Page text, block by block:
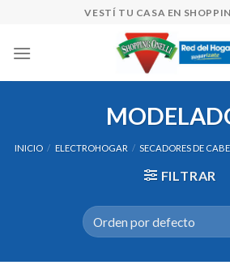
content
VESTÍ TU CASA EN
INICIO / ELECTROHOGAR / SECADORES DE
FILTRAR